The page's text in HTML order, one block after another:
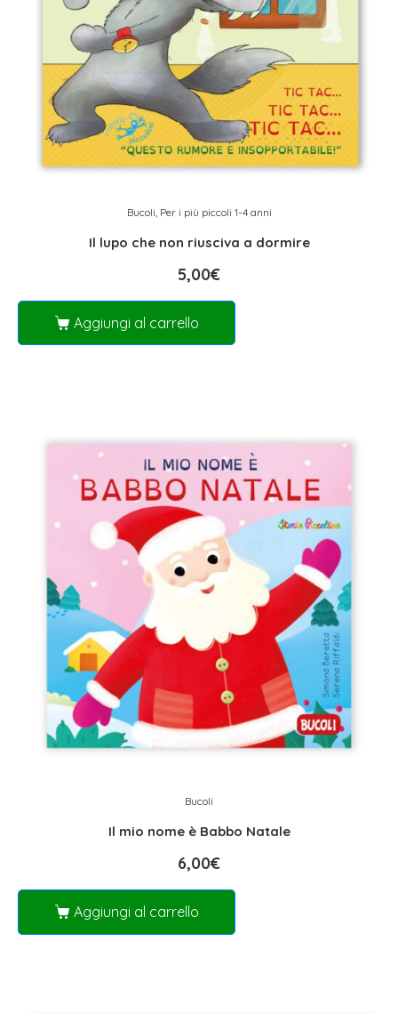
Bucoli Per i più piccoli 1-4 anni
Il lupo che non riusciva a dormire
5,00€
Aggiungi al carrello
Bucoli
Il mio nome è Babbo Natale
6,00€
Aggiungi al carrello